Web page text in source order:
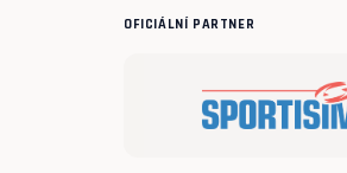
OFICIÁLNÍ PARTNER